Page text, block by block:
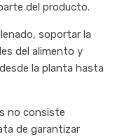
del producto.
soportar la
del alimento y
la planta hasta
no consiste
de garantizar